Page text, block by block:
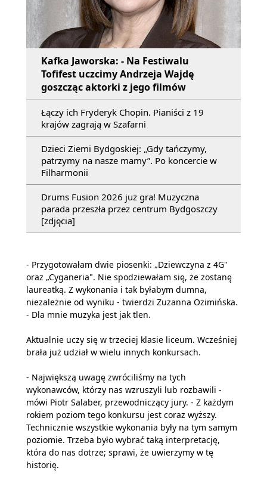
Kafka Jaworska: - Na Festiwalu
Tofifest uczcimy Andrzeja Wajdę
goszcząc aktorki z jego filmów
Łączy ich Fryderyk Chopin. Pianiści z 19
krajów zagrają w Szafarni
Dzieci Ziemi Bydgoskiej: „Gdy tańczymy,
patrzymy na nasze mamy”. Po koncercie w
Filharmonii
Drums Fusion 2026 już gra! Muzyczna
parada przeszła przez centrum Bydgoszczy
[zdjęcia]
- Przygotowałam dwie piosenki: „Dziewczyna z 4G"
oraz „Cyganeria". Nie spodziewałam się, że zostanę
laureatką. Z wykonania i tak byłabym dumna,
niezależnie od wyniku - twierdzi Zuzanna Ozimińska.
- Dla mnie muzyka jest jak tlen.
Aktualnie uczy się w trzeciej klasie liceum. Wcześniej
brała już udział w wielu innych konkursach.
- Największą uwagę zwróciliśmy na tych
wykonawców, którzy nas wzruszyli lub rozbawili -
mówi Piotr Salaber, przewodniczący jury. - Z każdym
rokiem poziom tego konkursu jest coraz wyższy.
Technicznie wszystkie wykonania były na tym samym
poziomie. Trzeba było wybrać taką interpretację,
która do nas dotrze; sprawi, że uwierzymy w tę
historię.